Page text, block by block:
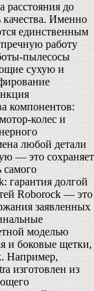
расстояния до
Именно
единственным
работу
пылесосы
сухую и
компонентов:
колес и
любой детали
— это сохраняет
самого
гарантия долгой
Roborock — это
заявленных
моделью
и боковые щетки,
Например,
изготовлен из